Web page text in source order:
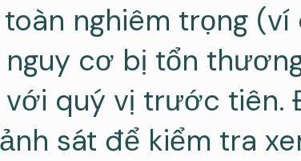
nghiêm trọng
cơ bị tổn
quý vị trước tiên.
sát để kiểm tra